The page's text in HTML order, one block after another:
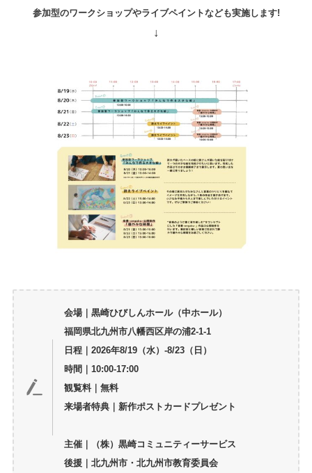
参加型のワークショップやライブペイントなども実施します!
↓
会場｜黒崎ひびしんホール（中ホール）
福岡県北九州市八幡西区岸の浦2-1-1
日程｜2026年8/19（水）-8/23（日）
時間｜10:00-17:00
観覧料｜無料
来場者特典｜新作ポストカードプレゼント
主催｜（株）黒崎コミュニティーサービス
後援｜北九州市・北九州市教育委員会